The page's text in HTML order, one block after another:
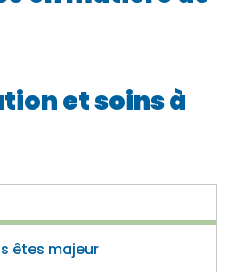
et soins à
êtes majeur